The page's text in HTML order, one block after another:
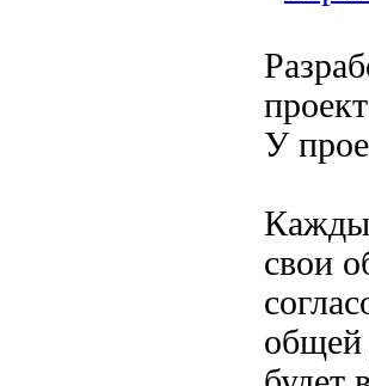
У
свои
общей